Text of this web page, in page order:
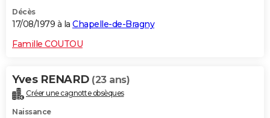
Décès
17/08/1979 à la Chapelle-de-Bragny
Famille COUTOU
Yves RENARD (23 ans)
Créer une cagnotte obsèques
Naissance